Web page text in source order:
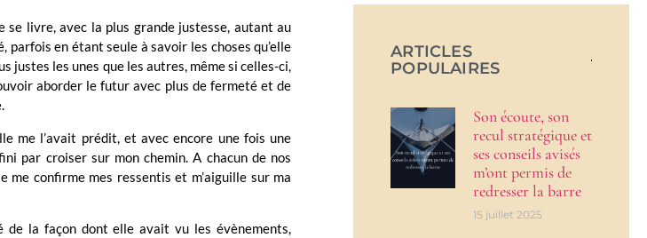
se livre, avec la plus grande justesse, autant au
en étant seule à savoir les choses qu’elle
justes les unes que les autres, même si celles-ci,
aborder le futur avec plus de fermeté et de
me l’avait prédit, et avec encore une fois une
par croiser sur mon chemin. A chacun de nos
confirme mes ressentis et m’aiguille sur ma
de la façon dont elle avait vu les évènements,
ARTICLES
POPULAIRES
Son écoute, son
recul stratégique et
ses conseils avisés
m’ont permis de
redresser la barre
15 juillet 2025